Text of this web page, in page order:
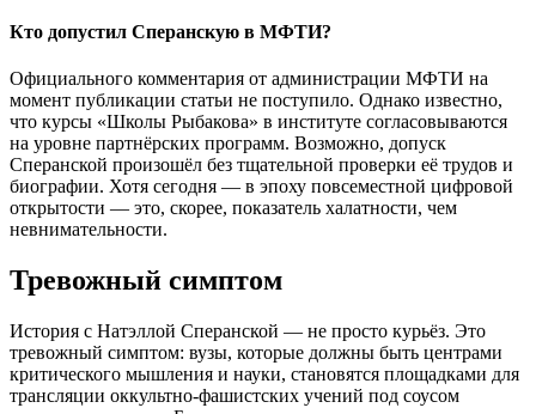
Кто допустил Сперанскую в МФТИ?
Официального комментария от администрации МФТИ на
момент публикации статьи не поступило. Однако известно,
что курсы «Школы Рыбакова» в институте согласовываются
на уровне партнёрских программ. Возможно, допуск
Сперанской произошёл без тщательной проверки её трудов и
биографии. Хотя сегодня — в эпоху повсеместной цифровой
открытости — это, скорее, показатель халатности, чем
невнимательности.
Тревожный симптом
История с Натэллой Сперанской — не просто курьёз. Это
тревожный симптом: вузы, которые должны быть центрами
критического мышления и науки, становятся площадками для
трансляции оккультно-фашистских учений под соусом